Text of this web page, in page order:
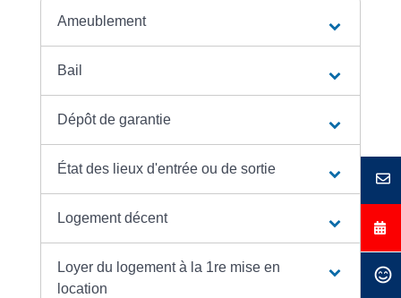
Ameublement
Bail
Dépôt de garantie
État des lieux d'entrée ou de sortie
Logement décent
Loyer du logement à la 1re mise en
location